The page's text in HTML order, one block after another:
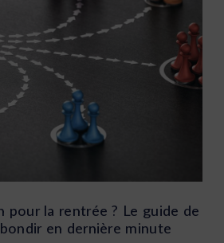
pour la rentrée ? Le guide de
en dernière minute